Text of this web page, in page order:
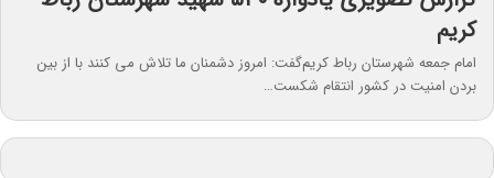
کریم
امام جمعه شهرستان رباط کریم‌گفت: امروز دشمنان ما تلاش می کنند با از بین
بردن امنیت در کشور انتقام شکست…